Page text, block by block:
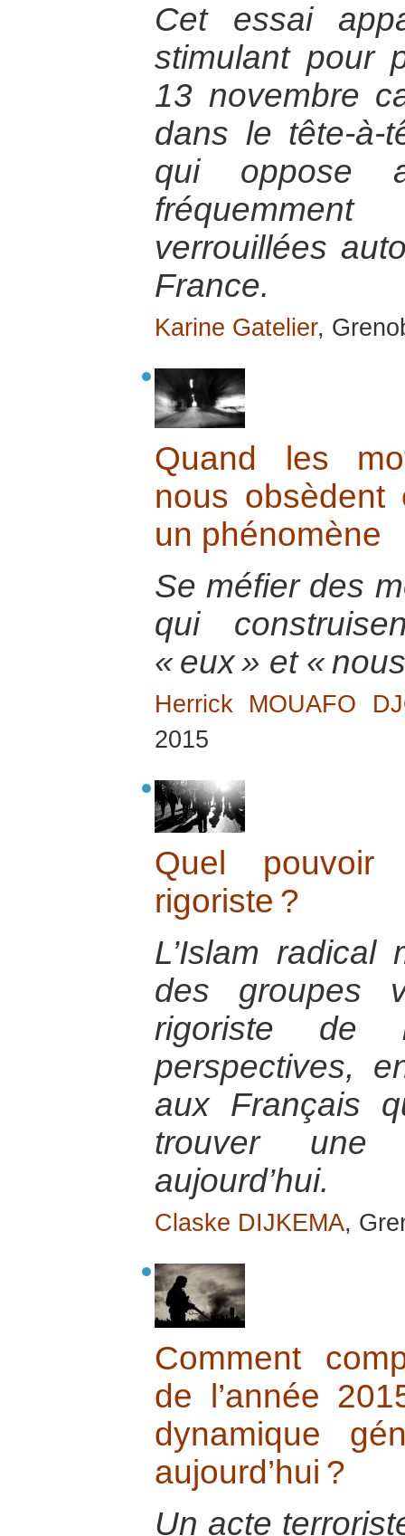
Cet essai
stimulant pour
13 novembre
dans le tête-à-
qui oppose
verrouillées
France.
Karine Gatelier,
Quand les
nous obsèdent
un phénomène
Se méfier des
qui
« eux » et «
Herrick MOUAFO
2015
Quel pouvoir
rigoriste ?
L’Islam radical
des groupes
rigoriste de
perspectives,
aux Français
trouver
aujourd’hui.
Claske DIJKEMA,
Comment
de l’année
dynamique
aujourd’hui ?
Un acte